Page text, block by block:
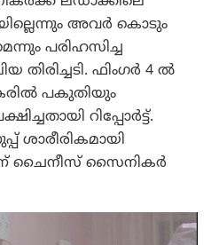
അവർ കൊടും
പരിഹസിച്ച
തിരിച്ചടി. ഫിംഗർ 4 ൽ
പകുതിയും
റിപ്പോർട്ട്.
ശാരീരികമായി
ചൈനീസ് സൈനികർ